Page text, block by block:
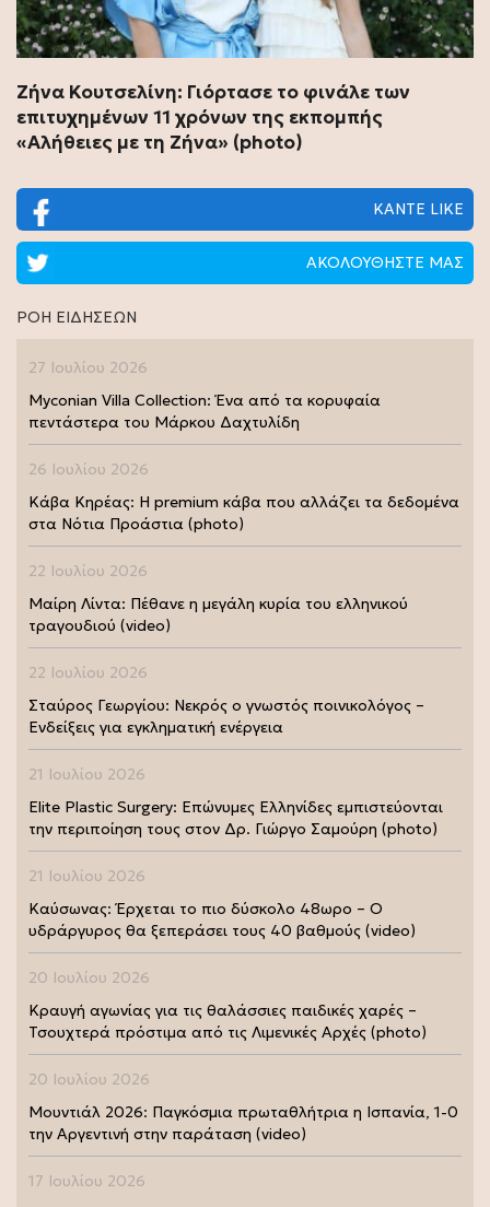
Ζήνα Κουτσελίνη: Γιόρτασε το φινάλε των
επιτυχημένων 11 χρόνων της εκπομπής
«Αλήθειες με τη Ζήνα» (photo)
ΚΑΝΤΕ LIKE
ΑΚΟΛΟΥΘΗΣΤΕ ΜΑΣ
ΡΟΗ ΕΙΔΗΣΕΩΝ
27 Ιουλίου 2026
Myconian Villa Collection: Ένα από τα κορυφαία
πεντάστερα του Μάρκου Δαχτυλίδη
26 Ιουλίου 2026
Κάβα Κηρέας: Η premium κάβα που αλλάζει τα δεδομένα
στα Νότια Προάστια (photo)
22 Ιουλίου 2026
Μαίρη Λίντα: Πέθανε η μεγάλη κυρία του ελληνικού
τραγουδιού (video)
22 Ιουλίου 2026
Σταύρος Γεωργίου: Νεκρός ο γνωστός ποινικολόγος –
Ενδείξεις για εγκληματική ενέργεια
21 Ιουλίου 2026
Elite Plastic Surgery: Επώνυμες Ελληνίδες εμπιστεύονται
την περιποίηση τους στον Δρ. Γιώργο Σαμούρη (photo)
21 Ιουλίου 2026
Καύσωνας: Έρχεται το πιο δύσκολο 48ωρο – Ο
υδράργυρος θα ξεπεράσει τους 40 βαθμούς (video)
20 Ιουλίου 2026
Κραυγή αγωνίας για τις θαλάσσιες παιδικές χαρές –
Τσουχτερά πρόστιμα από τις Λιμενικές Αρχές (photo)
20 Ιουλίου 2026
Μουντιάλ 2026: Παγκόσμια πρωταθλήτρια η Ισπανία, 1-0
την Αργεντινή στην παράταση (video)
17 Ιουλίου 2026